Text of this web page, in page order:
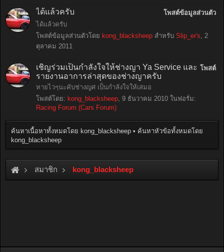
โพสต์ข้อมูลส่วนตัว
ได้แล้วครับ
ได้แล้วครับ
โพสต์ข้อมูลส่วนตัวโดย kong_blacksheep สำหรับ Slip_er's, 2
ตุลาคม 2011
โพสต์
เชิญร่วมเป็นกำลังใจให้ช่างญา Ya Service และ
รายงานอาการล่าสุดของช่างญาครับ
หายไวๆนะคับช่างญศ เป็นกำลังใจให้เสมอ
โพสต์โดย: kong_blacksheep, 9 ธันวาคม 2010 ในฟอรั่ม:
Racing Forum (Cars Forum)
ค้นหาเนื้อหาทั้งหมดโดย kong_blacksheep
ค้นหาหัวข้อทั้งหมดโดย
kong_blacksheep
สมาชิก kong_blacksheep